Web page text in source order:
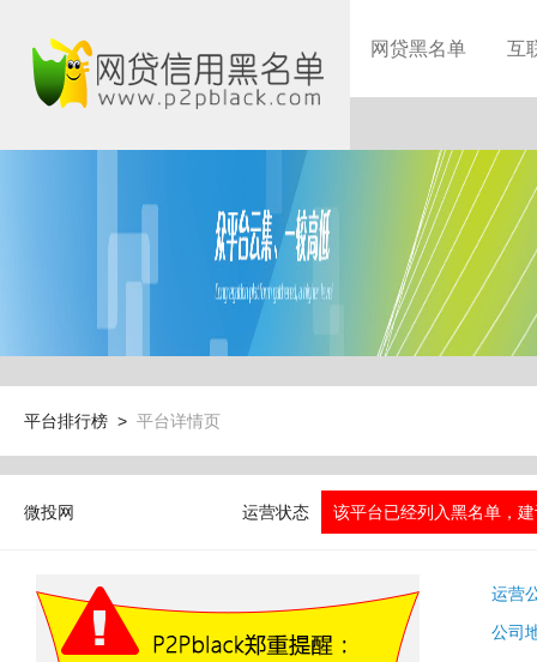
网贷黑名单 互
平台排行榜 > 平台详情页
微投网 运营状态 该平台已经列入黑名单，
运营
公司